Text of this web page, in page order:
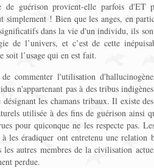
de guérison provient-elle parfois d'ET
simplement ! Bien que les anges, en
dans la vie d'un individu, ils
de l’univers, et c’est de cette
soit l’usage qui en est fait.
commenter l'utilisation
n'appartenant pas à des tribus
les chamans tribaux. Il existe
utilisée à des fins de guérison ainsi
pour quiconque ne les respecte pas.
à les éradiquer ont entretenu une
les autres membres de la civilisation
perdue.